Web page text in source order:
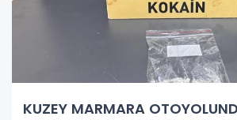
KUZEY MARMARA